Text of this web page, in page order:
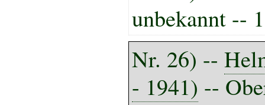
unbekannt --
Nr. 26) --
- 1941) --